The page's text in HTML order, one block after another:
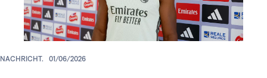
NACHRICHT. 01/06/2026